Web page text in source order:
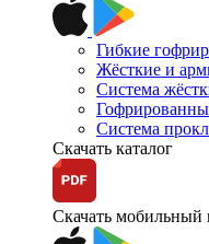
Гибкие
Жёсткие и
Система
Система
Скачать каталог
Скачать мобильный